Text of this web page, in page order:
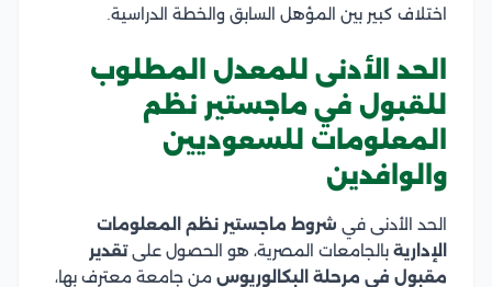
اختلاف كبير بين المؤهل السابق والخطة الدراسية.
الحد الأدنى للمعدل المطلوب
للقبول في ماجستير نظم
المعلومات للسعوديين
والوافدين
الحد الأدنى في شروط ماجستير نظم المعلومات
الإدارية بالجامعات المصرية، هو الحصول علىتقدير
مقبول في مرحلة البكالوريوس من جامعة معترف بها،